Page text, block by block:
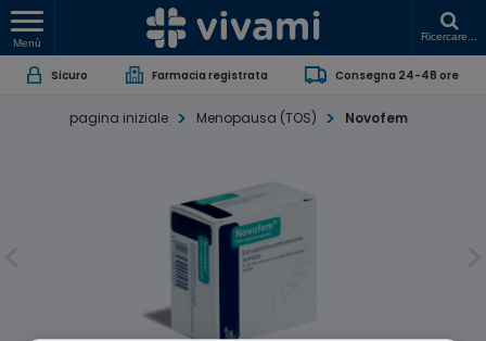
Menù
Ricercare...
Sicuro Farmacia registrata Consegna 24-48 ore
pagina iniziale Menopausa (TOS) Novofem